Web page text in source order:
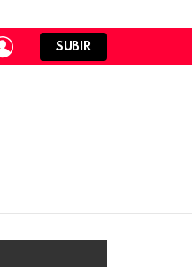
LOGIN
SUBIR